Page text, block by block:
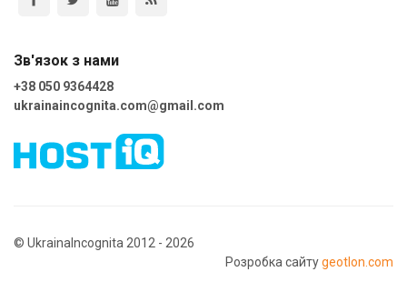
Зв'язок з нами
+38 050 9364428
ukrainaincognita.com@gmail.com
© UkrainaIncognita 2012 - 2026
Розробка сайтуgeotlon.com